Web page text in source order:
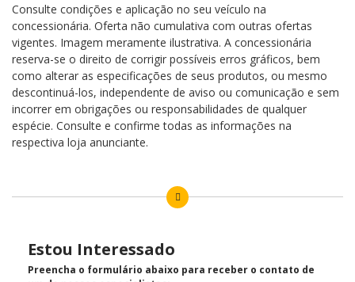
Consulte condições e aplicação no seu veículo na
concessionária. Oferta não cumulativa com outras ofertas
vigentes. Imagem meramente ilustrativa. A concessionária
reserva-se o direito de corrigir possíveis erros gráficos, bem
como alterar as especificações de seus produtos, ou mesmo
descontinuá-los, independente de aviso ou comunicação e sem
incorrer em obrigações ou responsabilidades de qualquer
espécie. Consulte e confirme todas as informações na
respectiva loja anunciante.
Estou Interessado
Preencha o formulário abaixo para receber o contato de